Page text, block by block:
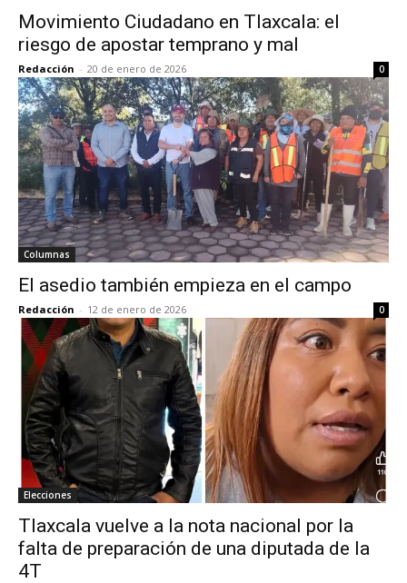
Movimiento Ciudadano en Tlaxcala: el
riesgo de apostar temprano y mal
Redacción - 20 de enero de 2026 0
Columnas
El asedio también empieza en el campo
Redacción - 12 de enero de 2026 0
Elecciones
Tlaxcala vuelve a la nota nacional por la
falta de preparación de una diputada de la
4T